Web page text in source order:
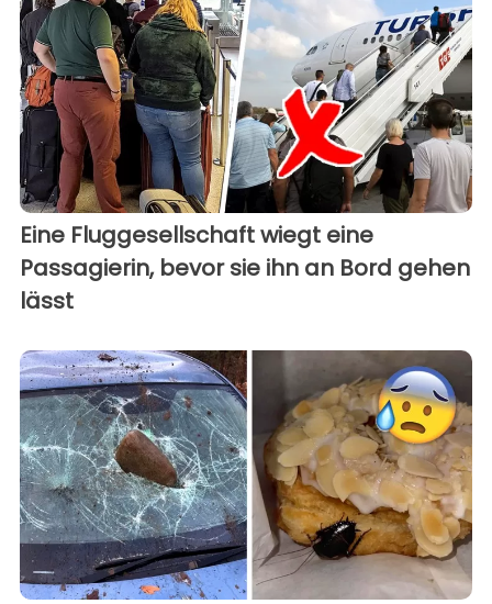
Eine Fluggesellschaft wiegt eine
Passagierin, bevor sie ihn an Bord gehen
lässt